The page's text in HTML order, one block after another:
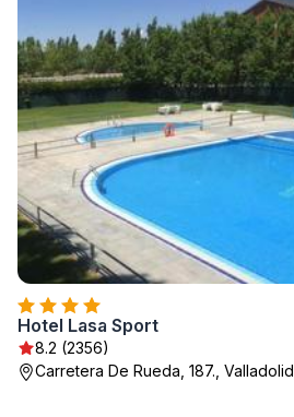
Hotel Lasa Sport
8.2 (2356)
Carretera De Rueda, 187., Valladolid